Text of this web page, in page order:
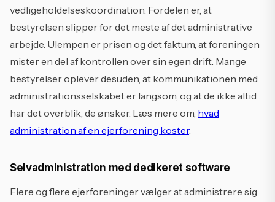
vedligeholdelseskoordination. Fordelen er, at
bestyrelsen slipper for det meste af det administrative
arbejde. Ulempen er prisen og det faktum, at foreningen
mister en del af kontrollen over sin egen drift. Mange
bestyrelser oplever desuden, at kommunikationen med
administrationsselskabet er langsom, og at de ikke altid
har det overblik, de ønsker. Læs mere om, hvad
administration af en ejerforening koster.
Selvadministration med dedikeret software
Flere og flere ejerforeninger vælger at administrere sig